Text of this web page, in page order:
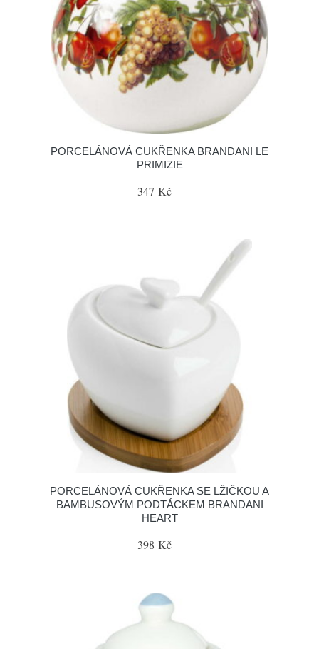
PORCELÁNOVÁ CUKŘENKA BRANDANI LE
PRIMIZIE
347 Kč
PORCELÁNOVÁ CUKŘENKA SE LŽIČKOU A
BAMBUSOVÝM PODTÁCKEM BRANDANI
HEART
398 Kč